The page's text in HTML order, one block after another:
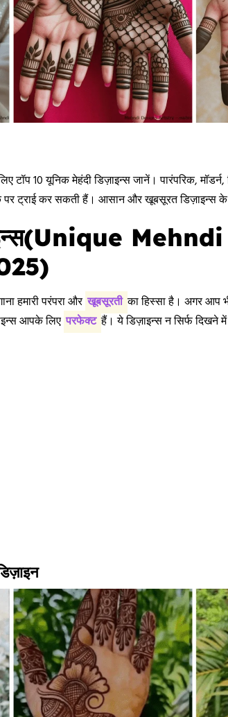
टॉप 10 यूनिक मेहंदी डिज़ाइन्स जानें। पारंपरिक,
पर ट्राई कर सकती हैं। आसान और खूबसूरत डिज़ाइन्स
हमारी परंपरा और खूबसूरती का हिस्सा है। अगर आप
आपके लिए परफेक्ट हैं। ये डिज़ाइन्स न सिर्फ दिखने